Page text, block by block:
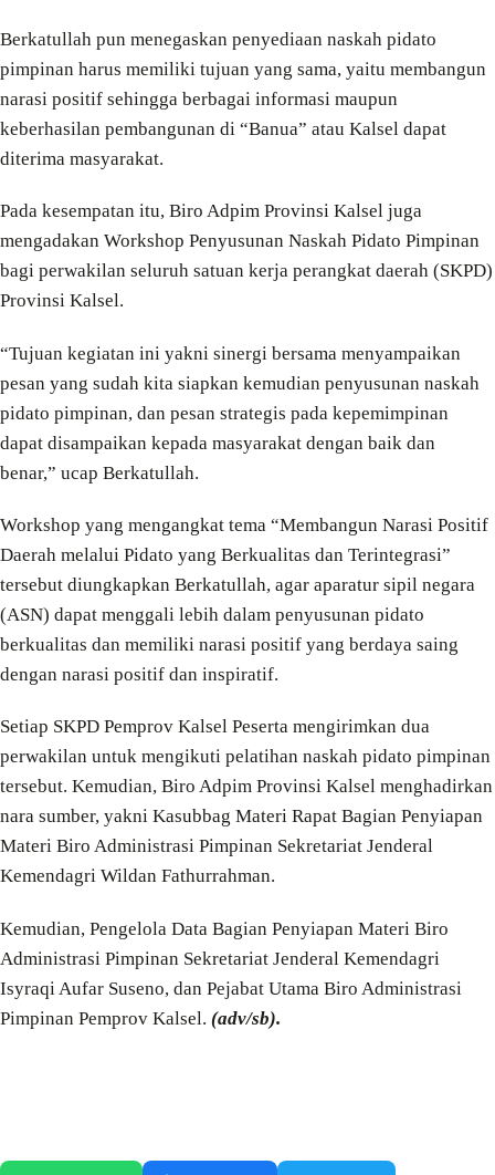
Berkatullah pun menegaskan penyediaan naskah pidato
pimpinan harus memiliki tujuan yang sama, yaitu membangun
narasi positif sehingga berbagai informasi maupun
keberhasilan pembangunan di “Banua” atau Kalsel dapat
diterima masyarakat.
Pada kesempatan itu, Biro Adpim Provinsi Kalsel juga
mengadakan Workshop Penyusunan Naskah Pidato Pimpinan
bagi perwakilan seluruh satuan kerja perangkat daerah (SKPD)
Provinsi Kalsel.
“Tujuan kegiatan ini yakni sinergi bersama menyampaikan
pesan yang sudah kita siapkan kemudian penyusunan naskah
pidato pimpinan, dan pesan strategis pada kepemimpinan
dapat disampaikan kepada masyarakat dengan baik dan
benar,” ucap Berkatullah.
Workshop yang mengangkat tema “Membangun Narasi Positif
Daerah melalui Pidato yang Berkualitas dan Terintegrasi”
tersebut diungkapkan Berkatullah, agar aparatur sipil negara
(ASN) dapat menggali lebih dalam penyusunan pidato
berkualitas dan memiliki narasi positif yang berdaya saing
dengan narasi positif dan inspiratif.
Setiap SKPD Pemprov Kalsel Peserta mengirimkan dua
perwakilan untuk mengikuti pelatihan naskah pidato pimpinan
tersebut. Kemudian, Biro Adpim Provinsi Kalsel menghadirkan
nara sumber, yakni Kasubbag Materi Rapat Bagian Penyiapan
Materi Biro Administrasi Pimpinan Sekretariat Jenderal
Kemendagri Wildan Fathurrahman.
Kemudian, Pengelola Data Bagian Penyiapan Materi Biro
Administrasi Pimpinan Sekretariat Jenderal Kemendagri
Isyraqi Aufar Suseno, dan Pejabat Utama Biro Administrasi
Pimpinan Pemprov Kalsel. (adv/sb).